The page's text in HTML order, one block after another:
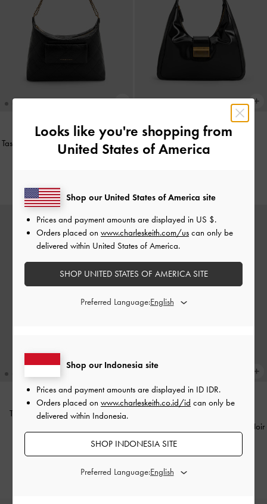
Tas Hobo Front-Pocket Quilted Duo
Black
Tas Hobo Charlot
Tas Hobo Metallic-Buckle Belted
IDR1,099,000
Noir
IDR1,499,000
Looks like you're shopping from
United States of America
Shop our Indonesia site
Prices and payment amounts are displayed in ID IDR.
Orders placed on www.charleskeith.co.id/id can only be
delivered within Indonesia.
SHOP INDONESIA SITE
Preferred Language:
Shop our United States of America site
Prices and payment amounts are displayed in US $.
Orders placed on www.charleskeith.com/us can only be
delivered within United States of America.
SHOP UNITED STATES OF AMERICA SITE
Preferred Language: